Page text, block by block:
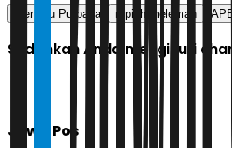
Menkeu Purbaya rupiah melemah
Sudahkah Anda mengikuti
Jawa Pos